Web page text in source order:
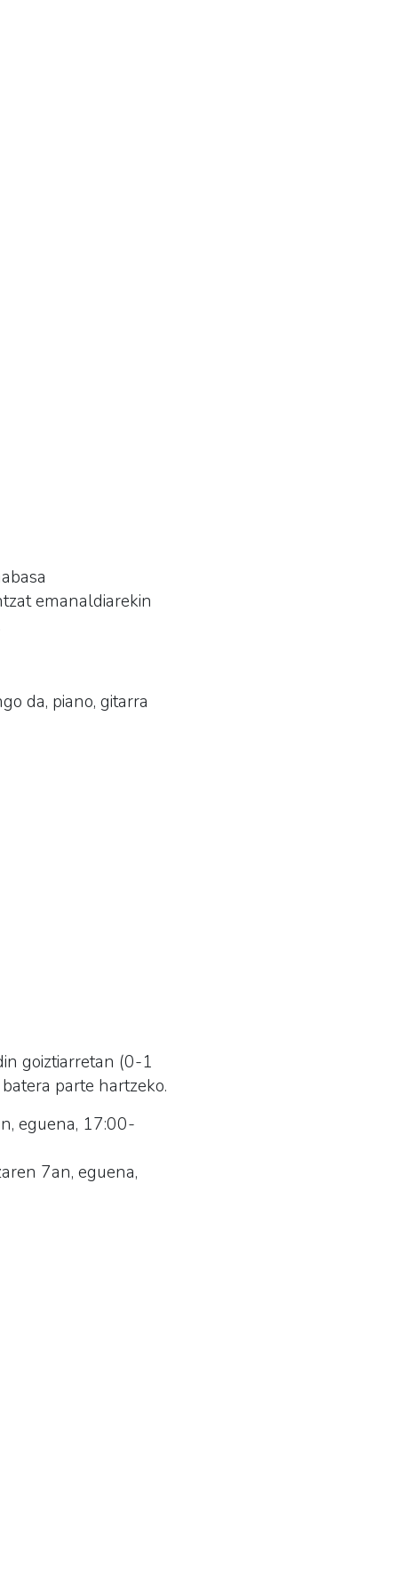
emanaldiarekin
da, piano, gitarra
goiztiarretan (0-1
parte hartzeko.
eguena, 17:00-
7an, eguena,